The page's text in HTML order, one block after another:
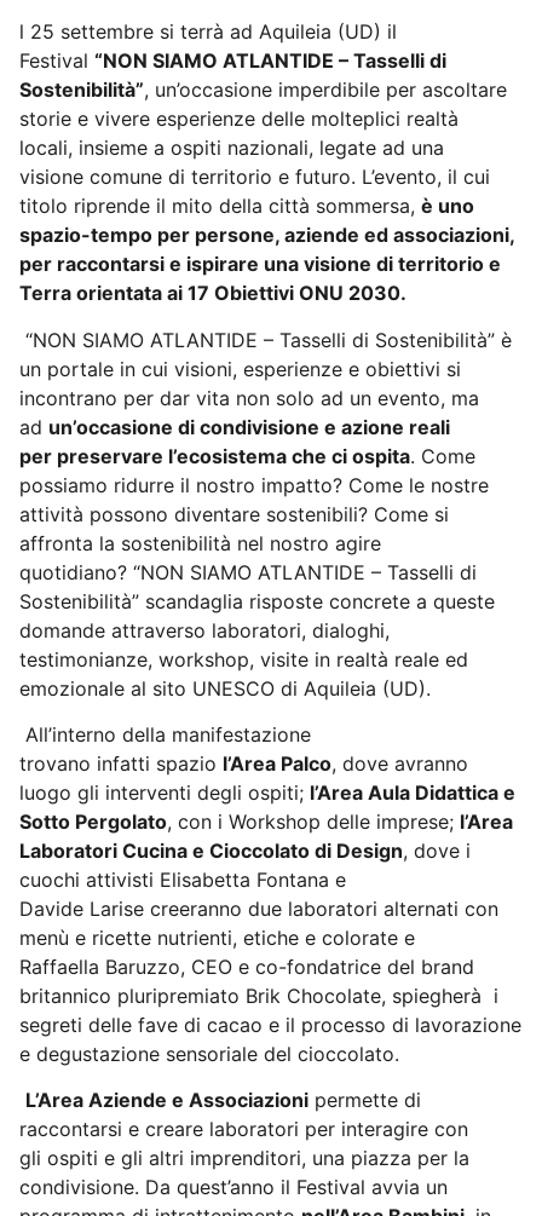
l 25 settembre si terrà ad Aquileia (UD) il
Festival “NON SIAMO ATLANTIDE – Tasselli di
Sostenibilità”, un’occasione imperdibile per ascoltare
storie e vivere esperienze delle molteplici realtà
locali, insieme a ospiti nazionali, legate ad una
visione comune di territorio e futuro. L’evento, il cui
titolo riprende il mito della città sommersa, è uno
spazio-tempo per persone, aziende ed associazioni,
per raccontarsi e ispirare una visione di territorio e
Terra orientata ai 17 Obiettivi ONU 2030.
“NON SIAMO ATLANTIDE – Tasselli di Sostenibilità” è
un portale in cui visioni, esperienze e obiettivi si
incontrano per dar vita non solo ad un evento, ma
ad un’occasione di condivisione e azione reali
per preservare l’ecosistema che ci ospita. Come
possiamo ridurre il nostro impatto? Come le nostre
attività possono diventare sostenibili? Come si
affronta la sostenibilità nel nostro agire
quotidiano? “NON SIAMO ATLANTIDE – Tasselli di
Sostenibilità” scandaglia risposte concrete a queste
domande attraverso laboratori, dialoghi,
testimonianze, workshop, visite in realtà reale ed
emozionale al sito UNESCO di Aquileia (UD).
All’interno della manifestazione
trovano infatti spazio l’Area Palco, dove avranno
luogo gli interventi degli ospiti; l’Area Aula Didattica e
Sotto Pergolato, con i Workshop delle imprese; l’Area
Laboratori Cucina e Cioccolato di Design, dove i
cuochi attivisti Elisabetta Fontana e
Davide Larise creeranno due laboratori alternati con
menù e ricette nutrienti, etiche e colorate e
Raffaella Baruzzo, CEO e co-fondatrice del brand
britannico pluripremiato Brik Chocolate, spiegherà i
segreti delle fave di cacao e il processo di lavorazione
e degustazione sensoriale del cioccolato.
L’Area Aziende e Associazioni permette di
raccontarsi e creare laboratori per interagire con
gli ospiti e gli altri imprenditori, una piazza per la
condivisione. Da quest’anno il Festival avvia un